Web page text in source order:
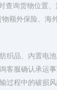
查询货物位置
额外保险、海
织品、内置电
服确认承运
过程中的破损